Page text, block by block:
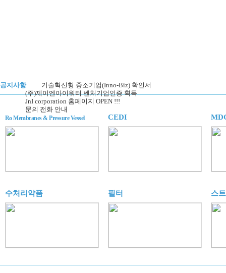
공지사항
기술혁신형 중소기업(Inno-Biz) 확인서
(주)제이엔아이워터 벤처기업인증 획득
JnI corporation 홈페이지 OPEN !!!
문의 전화 안내
Ro Membranes & Pressure Vessel CEDI
수처리약품 필터 스